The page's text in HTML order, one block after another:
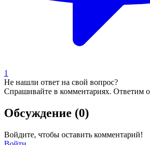
1
Не нашли ответ на свой вопрос?
Спрашивайте в комментариях. Ответим
Обсуждение (0)
Войдите, чтобы оставить комментарий!